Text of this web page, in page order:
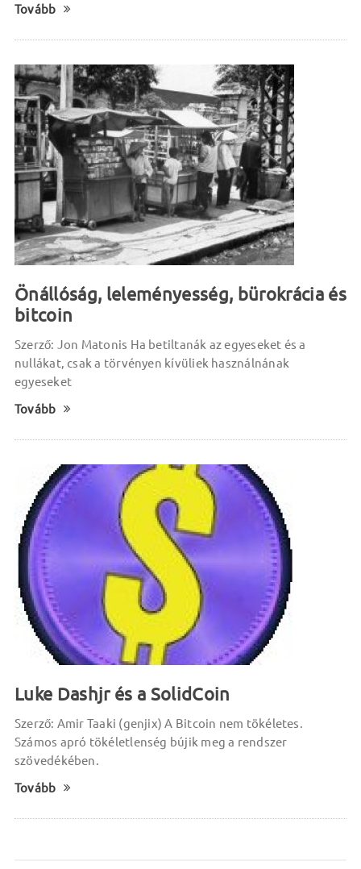
Tovább
Önállóság, leleményesség, bürokrácia és
bitcoin
Szerző: Jon Matonis Ha betiltanák az egyeseket és a
nullákat, csak a törvényen kívüliek használnának
egyeseket
Tovább
Luke Dashjr és a SolidCoin
Szerző: Amir Taaki (genjix) A Bitcoin nem tökéletes.
Számos apró tökéletlenség bújik meg a rendszer
szövedékében.
Tovább